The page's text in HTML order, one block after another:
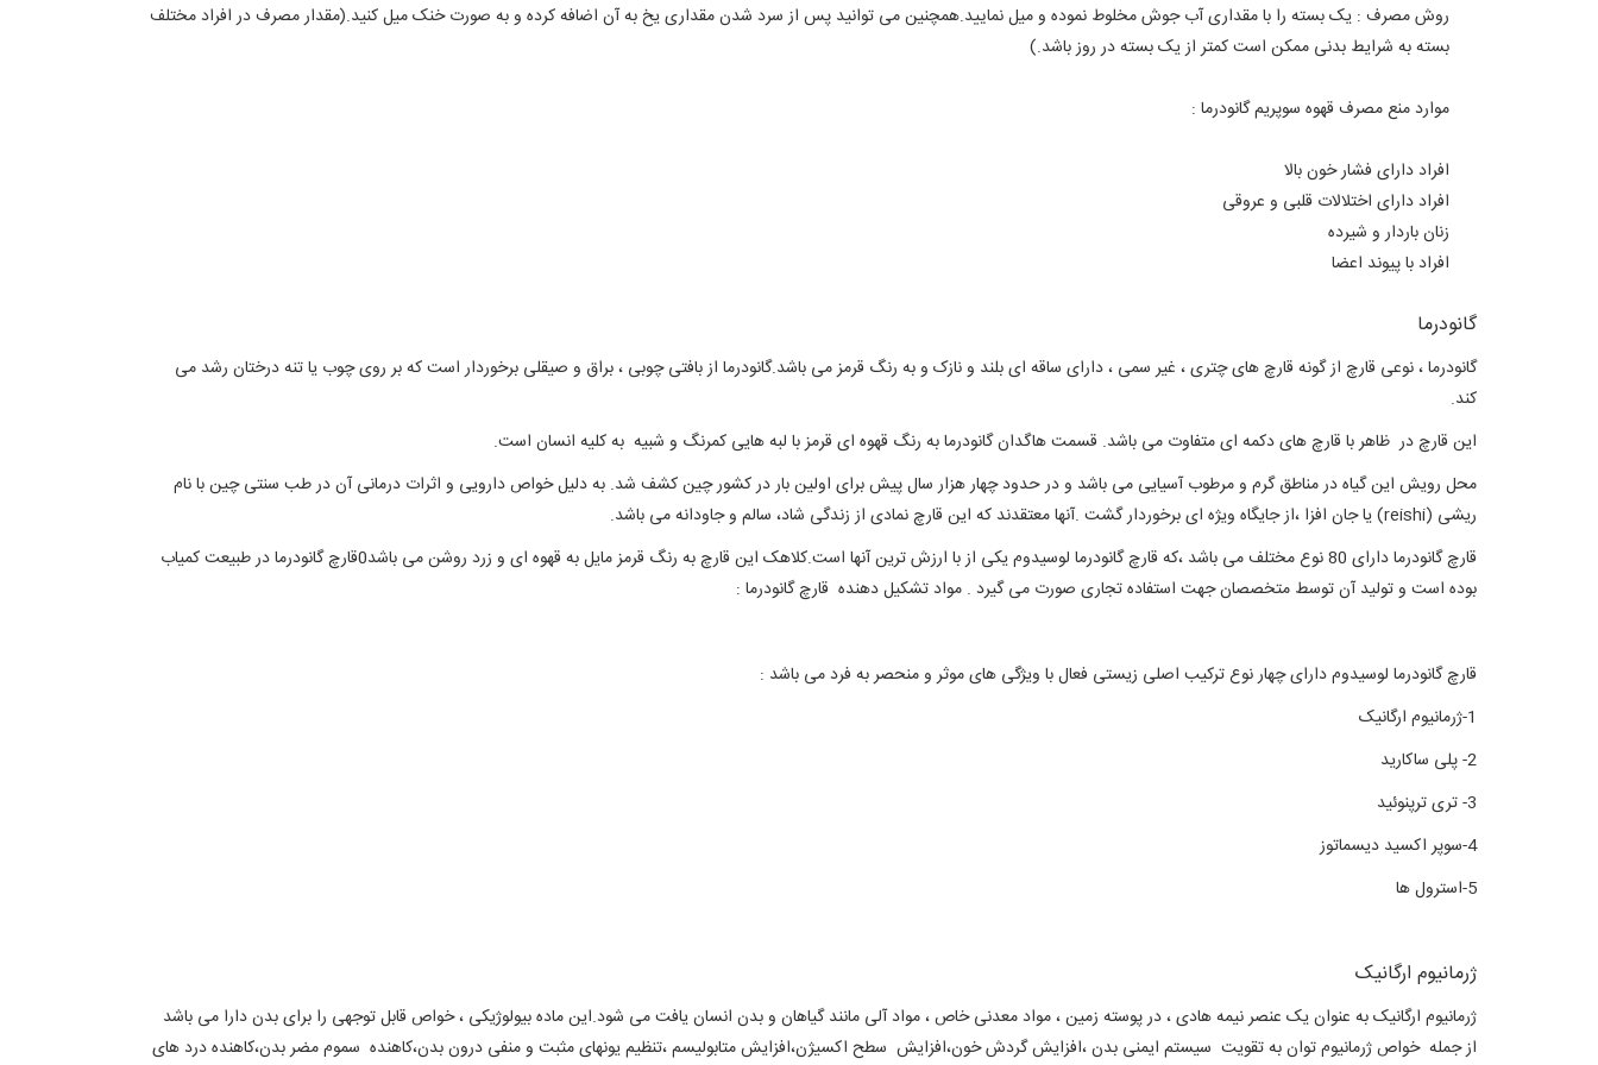
روش مصرف : یک بسته را با مقداری آب جوش مخلوط نموده و میل نمایید.همچنین می توانید پس از سرد شدن مقداری یخ به آن اضافه کرده و به صورت خنک میل کنید.(مقدار مصرف در افراد مختلف
بسته به شرایط بدنی ممکن است کمتر از یک بسته در روز باشد.)
موارد منع مصرف قهوه سوپریم گانودرما :
افراد دارای فشار خون بالا
افراد دارای اختلالات قلبی و عروقی
زنان باردار و شیرده
افراد با پیوند اعضا
گانودرما
گانودرما ، نوعی قارچ از گونه قارچ های چتری ، غیر سمی ، دارای ساقه ای بلند و نازک و به رنگ قرمز می باشد.گانودرما از بافتی چوبی ، براق و صیقلی برخوردار است که بر روی چوب یا تنه درختان رشد می
کند.
این قارچ در ظاهر با قارچ های دکمه ای متفاوت می باشد. قسمت هاگدان گانودرما به رنگ قهوه ای قرمز با لبه هایی کمرنگ و شبیه به کلیه انسان است.
محل رویش این گیاه در مناطق گرم و مرطوب آسیایی می باشد و در حدود چهار هزار سال پیش برای اولین بار در کشور چین کشف شد. به دلیل خواص دارویی و اثرات درمانی آن در طب سنتی چین با نام
ریشی (reishi) یا جان افزا ،از جایگاه ویژه ای برخوردار گشت .آنها معتقدند که این قارچ نمادی از زندگی شاد، سالم و جاودانه می باشد.
قارچ گانودرما دارای 80 نوع مختلف می باشد ،که قارچ گانودرما لوسیدوم یکی از با ارزش ترین آنها است.کلاهک این قارچ به رنگ قرمز مایل به قهوه ای و زرد روشن می باشد0قارچ گانودرما در طبیعت کمیاب
بوده است و تولید آن توسط متخصصان جهت استفاده تجاری صورت می گیرد . مواد تشکیل دهنده قارچ گانودرما :
قارچ گانودرما لوسیدوم دارای چهار نوع ترکیب اصلی زیستی فعال با ویژگی های موثر و منحصر به فرد می باشد :
1-ژرمانیوم ارگانیک
2- پلی ساکارید
3- تری ترپنوئید
4-سوپر اکسید دیسماتوز
5-استرول ها
ژرمانیوم ارگانیک
ژرمانیوم ارگانیک به عنوان یک عنصر نیمه هادی ، در پوسته زمین ، مواد معدنی خاص ، مواد آلی مانند گیاهان و بدن انسان یافت می شود.این ماده بیولوژیکی ، خواص قابل توجهی را برای بدن دارا می باشد
از جمله خواص ژرمانیوم توان به تقویت سیستم ایمنی بدن ،افزایش گردش خون،افزایش سطح اکسیژن،افزایش متابولیسم ،تنظیم یونهای مثبت و منفی درون بدن،کاهنده سموم مضر بدن،کاهنده درد های